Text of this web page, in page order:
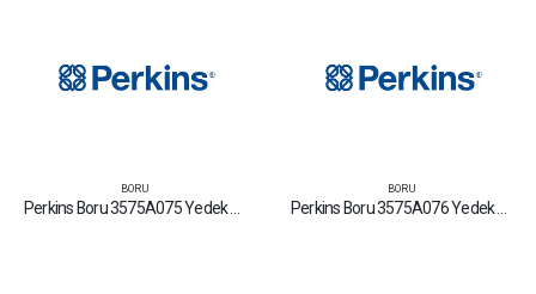
BORU BORU